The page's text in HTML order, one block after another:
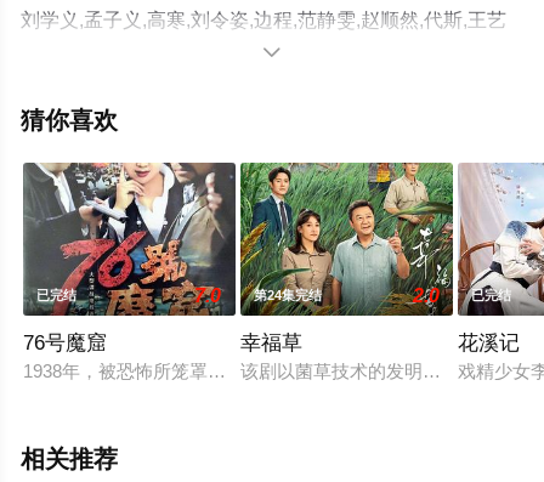
刘学义,孟子义,高寒,刘令姿,边程,范静雯,赵顺然,代斯,王艺
瑾,衣云鹤,王伟华,黄梦莹,张垒,漆培鑫,王佳璇,许静雅,朱戬,
视剧，大结局剧情已揭晓（已完结），手机免费观看高清
移步至豆瓣电视剧、电视猫或剧情网等平台了解。

猜你喜欢
已完结 7.0
76号魔窟
1938年，被恐怖所笼罩的上海连续发生几起暗杀事件案，这些
第24集完结 2.0
幸福草
该剧以菌草技术的发明人，科学家“
已完结
花溪记
戏精少女
相关推荐